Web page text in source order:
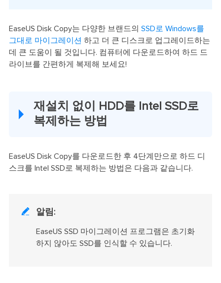
EaseUS Disk Copy는 다양한 브랜드의 SSD로 Windows를
그대로 마이그레이션 하고 더 큰 디스크로 업그레이드하는
데 큰 도움이 될 것입니다. 컴퓨터에 다운로드하여 하드 드
라이브를 간편하게 복제해 보세요!
재설치 없이 HDD를 Intel SSD로
복제하는 방법
EaseUS Disk Copy를 다운로드한 후 4단계만으로 하드 디
스크를 Intel SSD로 복제하는 방법은 다음과 같습니다.
 알림:
EaseUS SSD 마이그레이션 프로그램은 초기화
하지 않아도 SSD를 인식할 수 있습니다.